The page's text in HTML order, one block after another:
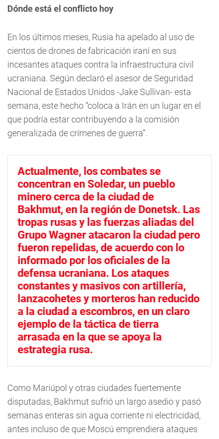
Dónde está el conflicto hoy
En los últimos meses, Rusia ha apelado al uso de
cientos de drones de fabricación iraní en sus
incesantes ataques contra la infraestructura civil
ucraniana. Según declaró el asesor de Seguridad
Nacional de Estados Unidos -Jake Sullivan- esta
semana, este hecho “coloca a Irán en un lugar en el
que podría estar contribuyendo a la comisión
generalizada de crímenes de guerra”.
Actualmente, los combates se
concentran en Soledar, un pueblo
minero cerca de la ciudad de
Bakhmut, en la región de Donetsk. Las
tropas rusas y las fuerzas aliadas del
Grupo Wagner atacaron la ciudad pero
fueron repelidas, de acuerdo con lo
informado por los oficiales de la
defensa ucraniana. Los ataques
constantes y masivos con artillería,
lanzacohetes y morteros han reducido
a la ciudad a escombros, en un claro
ejemplo de la táctica de tierra
arrasada en la que se apoya la
estrategia rusa.
Como Mariúpol y otras ciudades fuertemente
disputadas, Bakhmut sufrió un largo asedio y pasó
semanas enteras sin agua corriente ni electricidad,
antes incluso de que Moscú emprendiera ataques